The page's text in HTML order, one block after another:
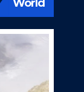
World